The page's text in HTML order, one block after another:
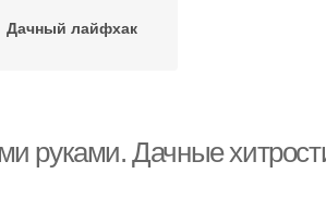
Дачный лайфхак
руками. Дачные